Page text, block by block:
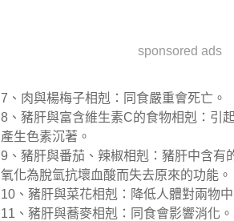
sponsored ads
7、肉與楊梅子相剋：同食嚴重會死亡。
8、豬肝與富含維生素C的食物相剋：引
產生色素沉著。
9、豬肝與番茄、辣椒相剋：豬肝中含有
氧化為脫氫抗壞血酸而失去原來的功能。
10、豬肝與菜花相剋：降低人體對兩物
11、豬肝與蕎麥相剋：同食會影響消化。